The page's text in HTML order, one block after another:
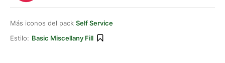
Más iconos del pack Self Service
Estilo: Basic Miscellany Fill